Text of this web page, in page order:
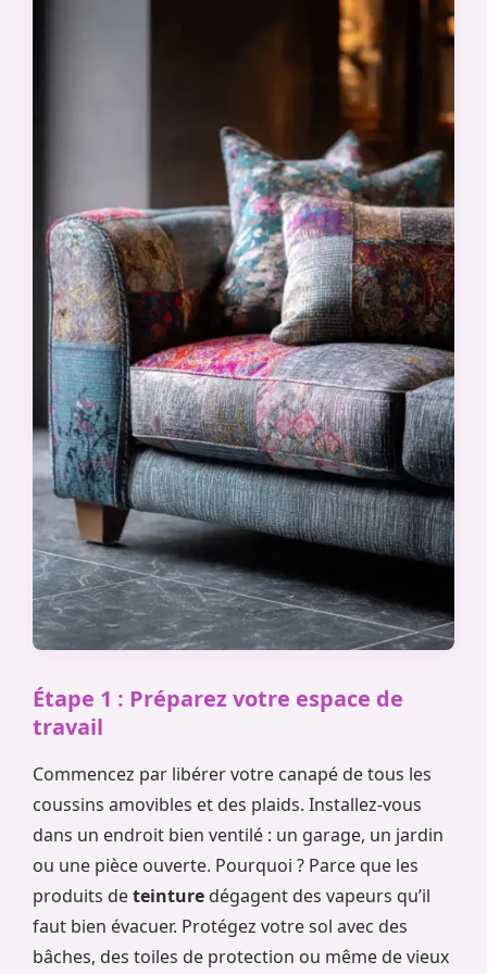
Étape 1 : Préparez votre espace de
travail
Commencez par libérer votre canapé de tous les
coussins amovibles et des plaids. Installez-vous
dans un endroit bien ventilé : un garage, un jardin
ou une pièce ouverte. Pourquoi ? Parce que les
produits deteinture dégagent des vapeurs qu’il
faut bien évacuer. Protégez votre sol avec des
bâches, des toiles de protection ou même de vieux